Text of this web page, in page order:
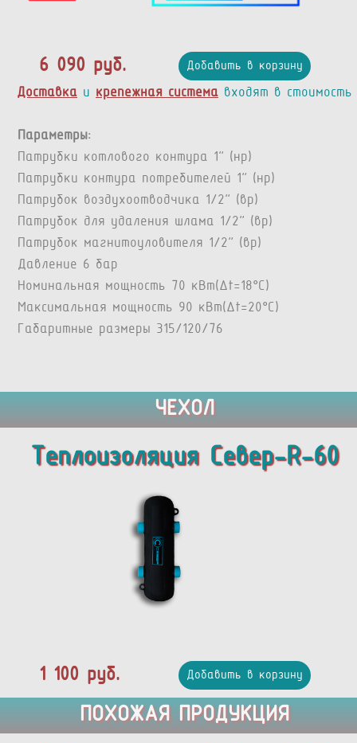
6 090 руб. Добавить в корзину
Доставка и крепежная система входят в стоимость
Параметры:
Патрубки котлового контура 1” (нр)
Патрубки контура потребителей 1” (нр)
Патрубок воздухоотводчика 1/2” (вр)
Патрубок для удаления шлама 1/2” (вр)
Патрубок магнитоуловителя 1/2" (вр)
Давление 6 бар
Номинальная мощность 70 кВт(Δt=18°C)
Максимальная мощность 90 кВт(Δt=20°C)
Габаритные размеры 315/120/76
ЧЕХОЛ
Теплоизоляция Север-R-60
1 100 руб. Добавить в корзину
ПОХОЖАЯ ПРОДУКЦИЯ